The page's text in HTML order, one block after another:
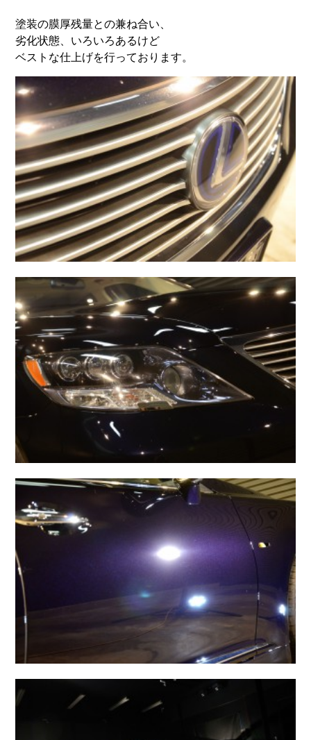
塗装の膜厚残量との兼ね合い、
劣化状態、いろいろあるけど
ベストな仕上げを行っております。